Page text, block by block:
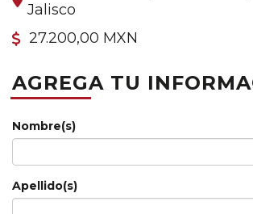
Jalisco
27.200,00 MXN
AGREGA TU
Nombre(s)
Apellido(s)